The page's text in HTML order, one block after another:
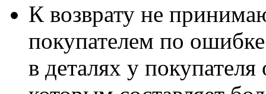
К возврату не
покупателем по
в деталях у